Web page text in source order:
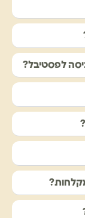
לפסטיבל?